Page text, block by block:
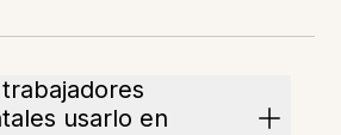
usarlo en